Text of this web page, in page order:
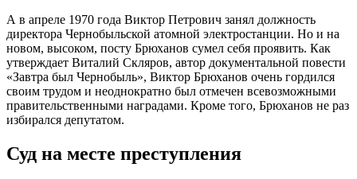
А в апреле 1970 года Виктор Петрович занял должность
директора Чернобыльской атомной электростанции. Но и на
новом, высоком, посту Брюханов сумел себя проявить. Как
утверждает Виталий Скляров, автор документальной повести
«Завтра был Чернобыль», Виктор Брюханов очень гордился
своим трудом и неоднократно был отмечен всевозможными
правительственными наградами. Кроме того, Брюханов не раз
избирался депутатом.
Суд на месте преступления